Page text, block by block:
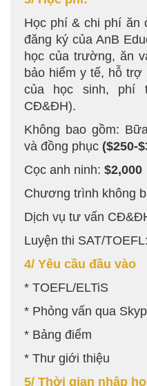
Học phí & chi phí ăn
đăng ký của AnB
học của trường, ăn
bảo hiểm y tế, hỗ trợ
của học sinh, phí
CĐ&ĐH).
Không bao gồm:
và đồng phục ($250-
Cọc anh ninh: $2,000
Chương trình không
Dịch vụ tư vấn
Luyện thi SAT/TOEFL:
4/ Yêu cầu đầu vào
* TOEFL/ELTiS
* Phỏng vấn qua
* Bảng điểm
* Thư giới thiệu
5/ Thời gian nhập